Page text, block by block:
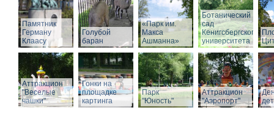
Памятник
Герману
Клаасу
Голубой
баран
«Парк им.
Макса
Ашманна»
Ботанический
сад
Кенигсбергского
университета
Аттракцион
"Веселые
чашки"
Гонки на
площадке
картинга
Парк
"Юность"
Аттракцион
"Аэропорт"